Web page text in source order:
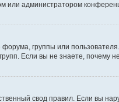
или администратором
группы или
Если вы не знаете, почему
свод правил. Если вы